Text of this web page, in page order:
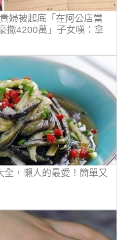
婦被起底「在阿公店當
撒4200萬」子女嘆：拿
，懶人的最愛！簡單又